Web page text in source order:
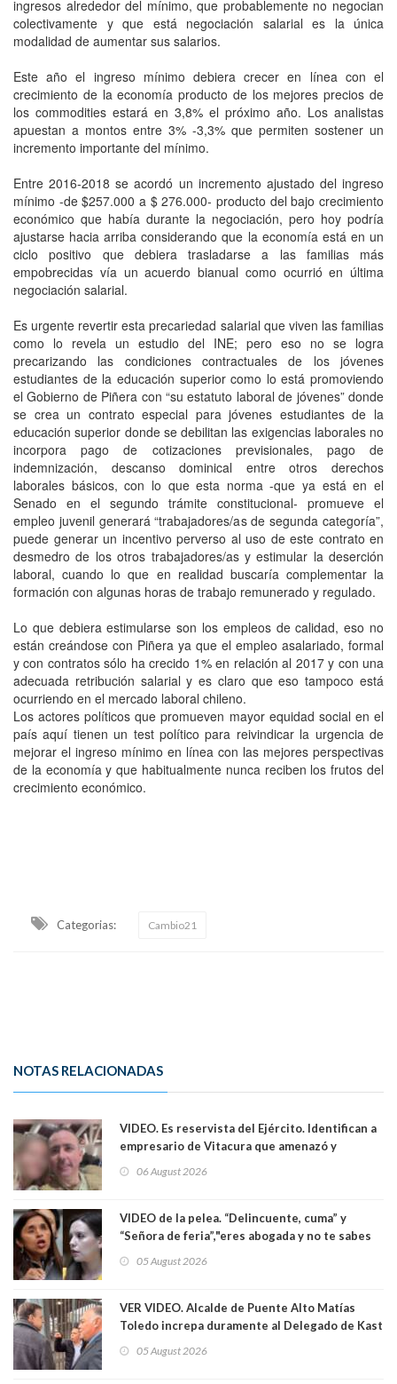
ingresos alrededor del mínimo, que probablemente no negocian
colectivamente y que está negociación salarial es la única
modalidad de aumentar sus salarios.
Este año el ingreso mínimo debiera crecer en línea con el
crecimiento de la economía producto de los mejores precios de
los commodities estará en 3,8% el próximo año. Los analistas
apuestan a montos entre 3% -3,3% que permiten sostener un
incremento importante del mínimo.
Entre 2016-2018 se acordó un incremento ajustado del ingreso
mínimo -de $257.000 a $ 276.000- producto del bajo crecimiento
económico que había durante la negociación, pero hoy podría
ajustarse hacia arriba considerando que la economía está en un
ciclo positivo que debiera trasladarse a las familias más
empobrecidas vía un acuerdo bianual como ocurrió en última
negociación salarial.
Es urgente revertir esta precariedad salarial que viven las familias
como lo revela un estudio del INE; pero eso no se logra
precarizando las condiciones contractuales de los jóvenes
estudiantes de la educación superior como lo está promoviendo
el Gobierno de Piñera con “su estatuto laboral de jóvenes” donde
se crea un contrato especial para jóvenes estudiantes de la
educación superior donde se debilitan las exigencias laborales no
incorpora pago de cotizaciones previsionales, pago de
indemnización, descanso dominical entre otros derechos
laborales básicos, con lo que esta norma -que ya está en el
Senado en el segundo trámite constitucional- promueve el
empleo juvenil generará “trabajadores/as de segunda categoría”,
puede generar un incentivo perverso al uso de este contrato en
desmedro de los otros trabajadores/as y estimular la deserción
laboral, cuando lo que en realidad buscaría complementar la
formación con algunas horas de trabajo remunerado y regulado.
Lo que debiera estimularse son los empleos de calidad, eso no
están creándose con Piñera ya que el empleo asalariado, formal
y con contratos sólo ha crecido 1% en relación al 2017 y con una
adecuada retribución salarial y es claro que eso tampoco está
ocurriendo en el mercado laboral chileno.
Los actores políticos que promueven mayor equidad social en el
país aquí tienen un test político para reivindicar la urgencia de
mejorar el ingreso mínimo en línea con las mejores perspectivas
de la economía y que habitualmente nunca reciben los frutos del
crecimiento económico.
Categorias: Cambio21
NOTAS RELACIONADAS
VIDEO. Es reservista del Ejército. Identifican a
empresario de Vitacura que amenazó y
al "ring raja". Se trata de Andrés Arrieta y la
06 August 2026
VIDEO de la pelea. “Delincuente, cuma” y
“Señora de feria”,"eres abogada y no te sabes
senadoras Camila Flores y Fabiola Campillai en
05 August 2026
VER VIDEO. Alcalde de Puente Alto Matías
Toledo increpa duramente al Delegado de Kast
delegado nuevamente arrancando"
05 August 2026